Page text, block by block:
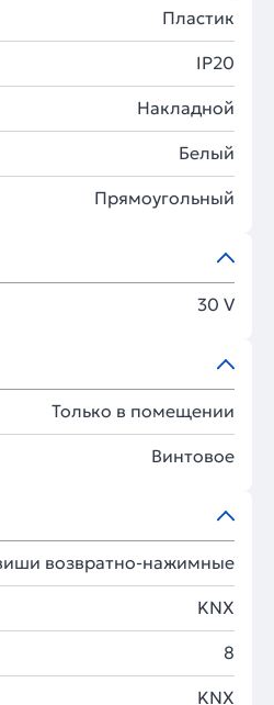
Пластик
IP20
Накладной
Белый
Прямоугольный
30 V
Только в помещении
Винтовое
возвратно-нажимные
KNX
8
KNX